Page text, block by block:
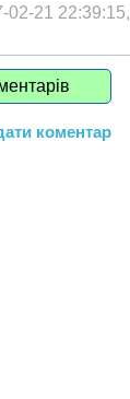
02-21 22:39:15,
коментар